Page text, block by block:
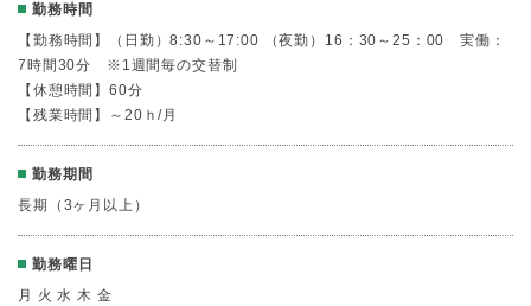
勤務時間
【勤務時間】（日勤）8:30～17:00 （夜勤）16：30～25：00 実働：
7時間30分 ※1週間毎の交替制
【休憩時間】60分
【残業時間】～20ｈ/月
勤務期間
長期（3ヶ月以上）
勤務曜日
月 火 水 木 金